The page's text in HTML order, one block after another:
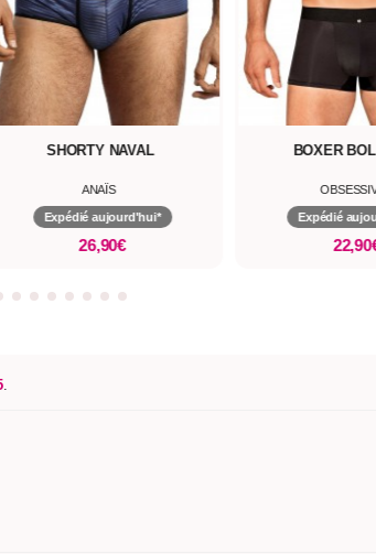
SHORTY NAVAL
ANAÏS
Expédié aujourd'hui*
26,90€
BOXER
Expédié
.